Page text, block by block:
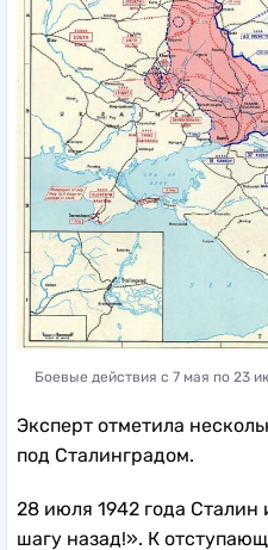
Боевые действия с 7 мая по 23
Эксперт отметила
под Сталинградом.
28 июля 1942 года